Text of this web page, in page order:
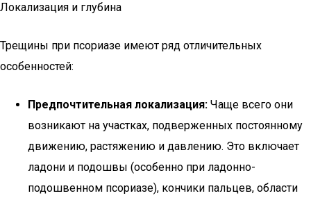
Локализация и глубина
Трещины при псориазе имеют ряд отличительных
особенностей:
Предпочтительная локализация: Чаще всего они
возникают на участках, подверженных постоянному
движению, растяжению и давлению. Это включает
ладони и подошвы (особенно при ладонно-
подошвенном псориазе), кончики пальцев, области